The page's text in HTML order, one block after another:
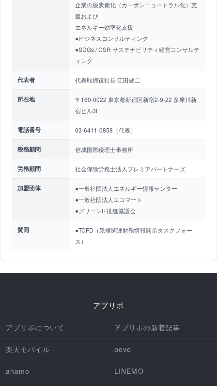
企業の脱炭素化（カーボンニュートラル化）支
援および
エネルギー効率化支援
●ビジネスコンサルティング
●SDGs / CSR サステナビリティ経営コンサルテ
ィング
代表者 代表取締役社長 江田健二
所在地
〒160-0022 東京都新宿区新宿2-9-22 多摩川新
宿ビル3F
電話番号 03-6411-0858（代表）
税務顧問 信成国際税理士事務所
労務顧問 社会保険労務士法人プレミアパートナーズ
加盟団体
●一般社団法人エネルギー情報センター
●一般社団法人エコマート
●グリーンIT推進協議会
賛同
●TCFD（気候関連財務情報開示タスクフォー
ス）
アプリポ
アプリポについて アプリポの新着記事
楽天モバイル povo
ahamo LINEMO